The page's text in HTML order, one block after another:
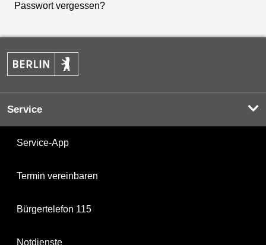
Passwort vergessen?
Service
Service-App
Termin vereinbaren
Bürgertelefon 115
Notdienste